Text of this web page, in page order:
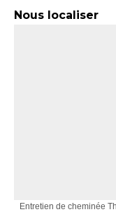
Nous localiser
Entretien de cheminée